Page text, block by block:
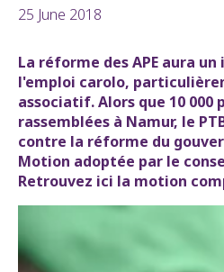
25 June 2018
La réforme des APE aura
l'emploi carolo,
associatif. Alors que 10 000
rassemblées à Namur, le
contre la réforme du
Motion adoptée par le
Retrouvez ici la motion